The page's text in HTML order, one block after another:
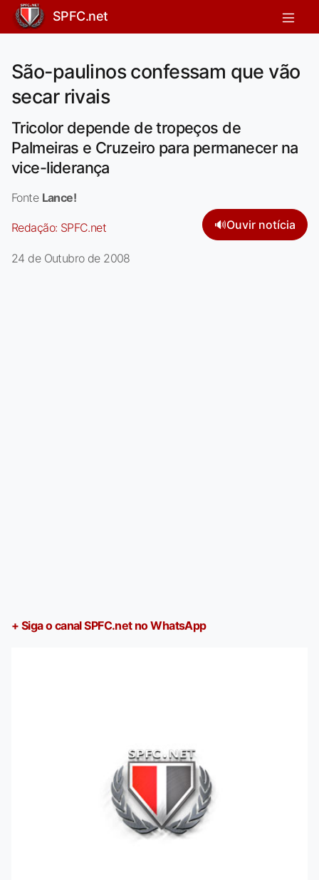
SPFC.net
São-paulinos confessam que vão
secar rivais
Tricolor depende de tropeços de
Palmeiras e Cruzeiro para permanecer na
vice-liderança
Fonte Lance!
Redação: SPFC.net 🔊Ouvir notícia
24 de Outubro de 2008
+ Siga o canal SPFC.net no WhatsApp